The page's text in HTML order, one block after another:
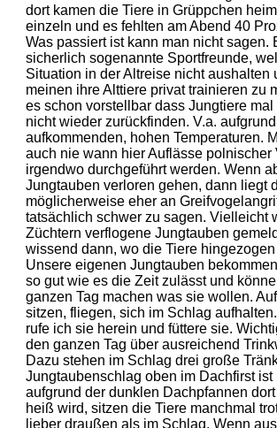
dort kamen die Tiere in Grüppchen
einzeln und es fehlten am Abend 40
Was passiert ist kann man nicht sagen.
sicherlich sogenannte Sportfreunde,
Situation in der Altreise nicht aushalten
meinen ihre Alttiere privat trainieren zu
es schon vorstellbar dass Jungtiere mal
nicht wieder zurückfinden. V.a.
aufkommenden, hohen Temperaturen.
auch nie wann hier Auflässe polnischer
irgendwo durchgeführt werden. Wenn
Jungtauben verloren gehen, dann liegt
möglicherweise eher an
tatsächlich schwer zu sagen. Vielleicht
Züchtern verflogene Jungtauben
wissend dann, wo die Tiere
Unsere eigenen Jungtauben
so gut wie es die Zeit zulässt und
ganzen Tag machen was sie wollen.
sitzen, fliegen, sich im Schlag
rufe ich sie herein und füttere sie.
den ganzen Tag über ausreichend
Dazu stehen im Schlag drei große
Jungtaubenschlag oben im Dachfirst ist
aufgrund der dunklen Dachpfannen
heiß wird, sitzen die Tiere manchmal
lieber draußen als im Schlag. Wenn